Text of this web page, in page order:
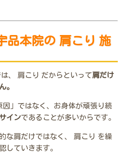
品本院の 肩こり 施
、 肩こり だからといって肩だけ
。
」ではなく、お身体が頑張り続
サインであることが多いからです。
な肩だけではなく、 肩こり を繰
していきます。